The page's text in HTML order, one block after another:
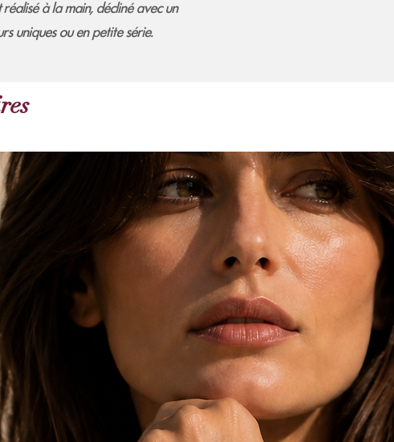
à la main, décliné avec un
uniques ou en petite série.